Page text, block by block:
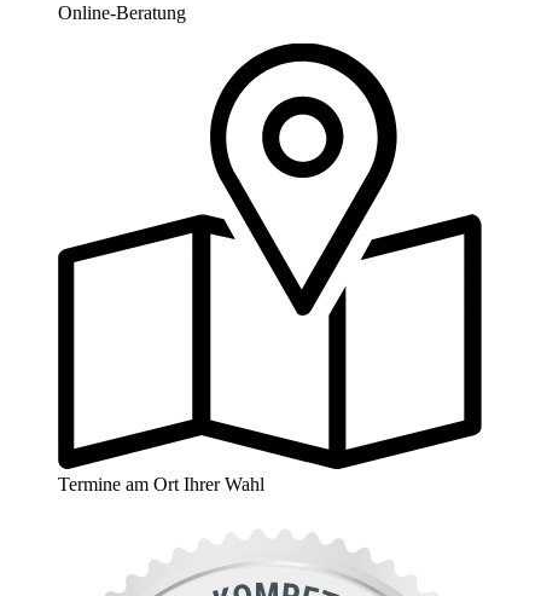
Online-Beratung
Termine am Ort Ihrer Wahl